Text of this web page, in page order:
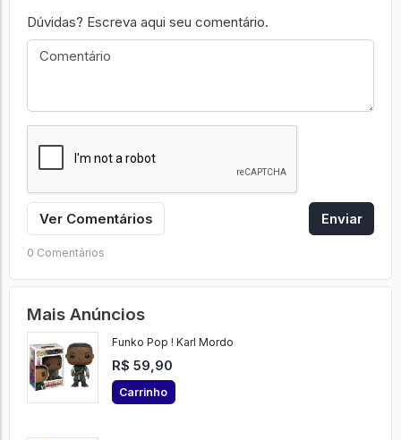
Dúvidas? Escreva aqui seu comentário.
Ver Comentários Enviar
0 Comentários
Mais Anúncios
Funko Pop ! Karl Mordo
R$ 59,90
Carrinho